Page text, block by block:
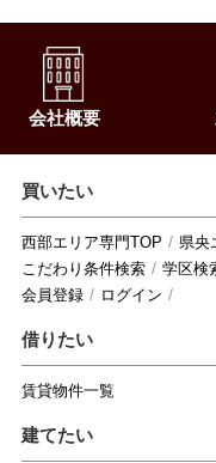
会社概要
買いたい
西部エリア専門TOP 県央
こだわり条件検索
学区検
会員登録
ログイン
借りたい
賃貸物件一覧
建てたい